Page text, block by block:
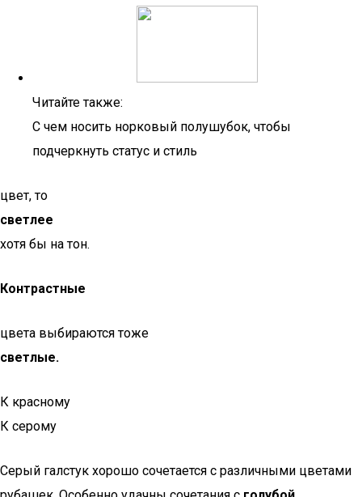
Читайте также:
С чем носить норковый полушубок, чтобы
подчеркнуть статус и стиль
цвет, то
светлее
хотя бы на тон.
Контрастные
цвета выбираются тоже
светлые.
К красному
К серому
Серый галстук хорошо сочетается с различными цветами